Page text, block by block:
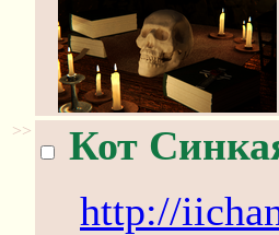
>> Кот
http://